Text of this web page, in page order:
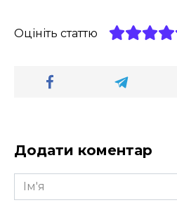
Оцініть статтю
Додати коментар
Ім'я
*